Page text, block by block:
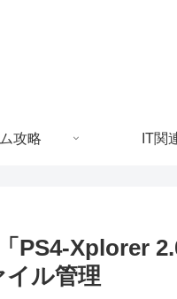
攻略 IT関
PS4-Xplorer
イル管理